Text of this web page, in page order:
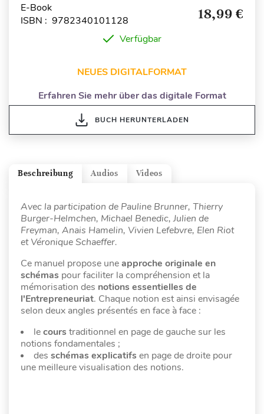
E-Book
ISBN : 9782340101128
18,99 €
Verfügbar
NEUES DIGITALFORMAT
Erfahren Sie mehr über das digitale Format
BUCH HERUNTERLADEN
Videos
Audios
Beschreibung
Avec la participation de Pauline Brunner, Thierry
Burger-Helmchen, Michael Benedic, Julien de
Freyman, Anais Hamelin, Vivien Lefebvre, Elen Riot
et Véronique Schaeffer.
Ce manuel propose uneapproche originale en
schémas pour faciliter la compréhension et la
mémorisation des notions essentielles de
l'Entrepreneuriat. Chaque notion est ainsi envisagée
selon deux angles présentés en face à face :
lecours traditionnel en page de gauche sur les
notions fondamentales ;
des schémas explicatifs en page de droite pour
une meilleure visualisation des notions.